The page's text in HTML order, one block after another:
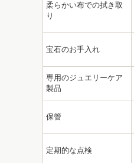
柔らかい布での拭き取
り
宝石のお手入れ
専用のジュエリーケア
製品
保管
定期的な点検